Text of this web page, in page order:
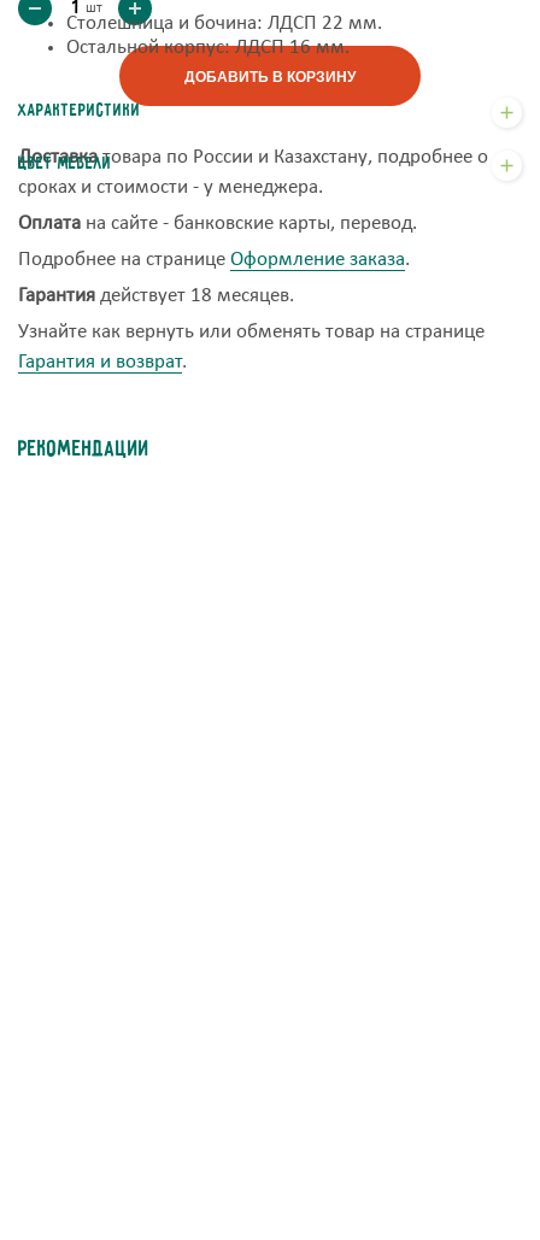
шт
ДОБАВИТЬ В КОРЗИНУ
Доставкатовара по России и Казахстану, подробнее о
сроках и стоимости - у менеджера.
Оплата на сайте - банковские карты, перевод.
Подробнее на странице Оформление заказа.
Гарантия действует 18 месяцев.
Узнайте как вернуть или обменять товар на странице
Гарантия и возврат.
Столешница и бочина: ЛДСП 22 мм.
Остальной корпус: ЛДСП 16 мм.
Характеристики
Цвет мебели
Рекомендации